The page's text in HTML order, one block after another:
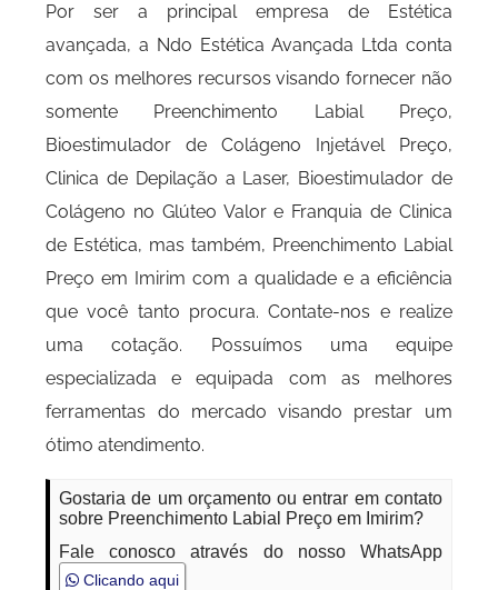
Por ser a principal empresa de Estética
avançada, a Ndo Estética Avançada Ltda conta
com os melhores recursos visando fornecer não
somente Preenchimento Labial Preço,
Bioestimulador de Colágeno Injetável Preço,
Clinica de Depilação a Laser, Bioestimulador de
Colágeno no Glúteo Valor e Franquia de Clinica
de Estética, mas também, Preenchimento Labial
Preço em Imirim com a qualidade e a eficiência
que você tanto procura. Contate-nos e realize
uma cotação. Possuímos uma equipe
especializada e equipada com as melhores
ferramentas do mercado visando prestar um
ótimo atendimento.
Gostaria de um orçamento ou entrar em contato
sobre Preenchimento Labial Preço em Imirim?
Fale conosco através do nosso WhatsApp
Clicando aqui